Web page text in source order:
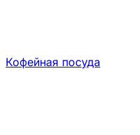
Кофейная посуда